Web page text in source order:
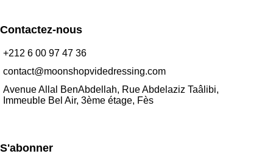
Contactez-nous
+212 6 00 97 47 36
contact@moonshopvidedressing.com
Avenue Allal BenAbdellah, Rue Abdelaziz Taâlibi,
Immeuble Bel Air, 3ème étage, Fès
S'abonner